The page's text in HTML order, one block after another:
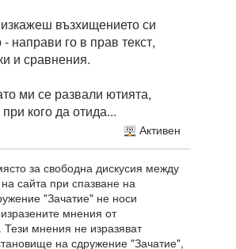
възхищението си
направи го в прав текст,
и сравнения.
ми се развали ютията,
кого да отида...
Активен
за свободна дискусия между
сайта при спазване на
"Зачатие" не носи
мнения от
Тези мнения не изразяват
на сдружение "Зачатие",